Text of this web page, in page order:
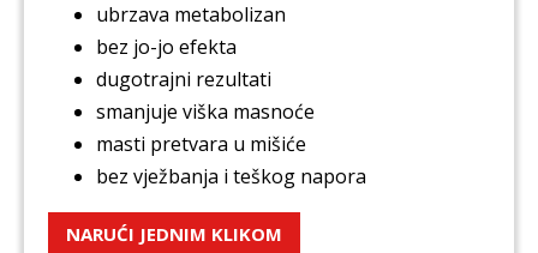
ubrzava metabolizan
bez jo-jo efekta
dugotrajni rezultati
smanjuje viška masnoće
masti pretvara u mišiće
bez vježbanja i teškog napora
NARUĆI JEDNIM KLIKOM